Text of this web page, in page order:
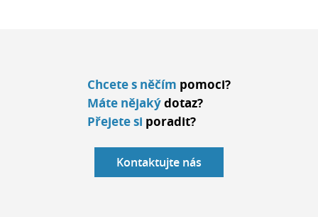
Chcete s něčím pomoci?
Máte nějakýdotaz?
Přejete si poradit?
Kontaktujte nás